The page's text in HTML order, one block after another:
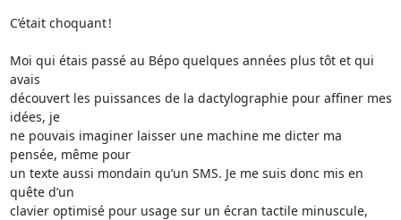
C’était choquant !
Moi qui étais passé au Bépo quelques années plus tôt et qui
avais
découvert les puissances de la dactylographie pour affiner mes
idées, je
ne pouvais imaginer laisser une machine me dicter ma
pensée, même pour
un texte aussi mondain qu’un SMS. Je me suis donc mis en
quête d’un
clavier optimisé pour usage sur un écran tactile minuscule,